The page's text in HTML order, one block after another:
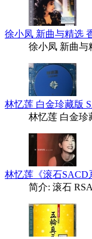
徐小凤 新曲与精选
徐小凤 新曲与
林忆莲 白金珍藏版
林忆莲 白金珍
林忆莲《滚石SACD
简介: 滚石